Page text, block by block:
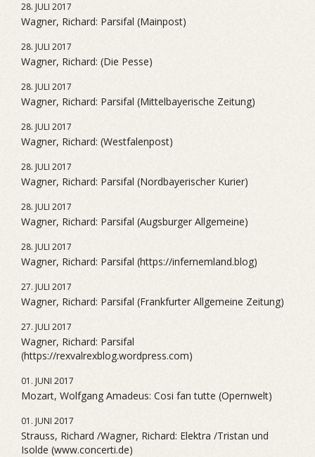
28. JULI 2017
Wagner, Richard: Parsifal (Mainpost)
28. JULI 2017
Wagner, Richard: (Die Pesse)
28. JULI 2017
Wagner, Richard: Parsifal (Mittelbayerische Zeitung)
28. JULI 2017
Wagner, Richard: (Westfalenpost)
28. JULI 2017
Wagner, Richard: Parsifal (Nordbayerischer Kurier)
28. JULI 2017
Wagner, Richard: Parsifal (Augsburger Allgemeine)
28. JULI 2017
Wagner, Richard: Parsifal (https://infernemland.blog)
27. JULI 2017
Wagner, Richard: Parsifal (Frankfurter Allgemeine Zeitung)
27. JULI 2017
Wagner, Richard: Parsifal
(https://rexvalrexblog.wordpress.com)
01. JUNI 2017
Mozart, Wolfgang Amadeus: Cosi fan tutte (Opernwelt)
01. JUNI 2017
Strauss, Richard /Wagner, Richard: Elektra /Tristan und
Isolde (www.concerti.de)